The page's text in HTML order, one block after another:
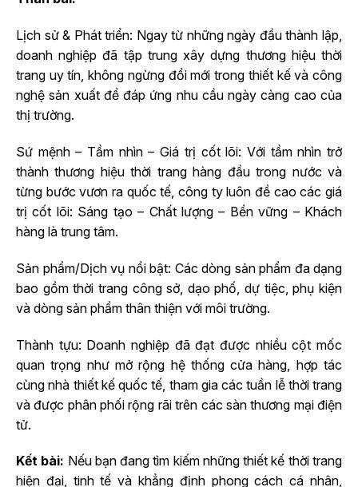
Lịch sử & Phát triển: Ngay từ những ngày đầu thành lập,
doanh nghiệp đã tập trung xây dựng thương hiệu thời
trang uy tín, không ngừng đổi mới trong thiết kế và công
nghệ sản xuất để đáp ứng nhu cầu ngày càng cao của
thị trường.
Sứ mệnh – Tầm nhìn – Giá trị cốt lõi: Với tầm nhìn trở
thành thương hiệu thời trang hàng đầu trong nước và
từng bước vươn ra quốc tế, công ty luôn đề cao các giá
trị cốt lõi: Sáng tạo – Chất lượng – Bền vững – Khách
hàng là trung tâm.
Sản phẩm/Dịch vụ nổi bật: Các dòng sản phẩm đa dạng
bao gồm thời trang công sở, dạo phố, dự tiệc, phụ kiện
và dòng sản phẩm thân thiện với môi trường.
Thành tựu: Doanh nghiệp đã đạt được nhiều cột mốc
quan trọng như mở rộng hệ thống cửa hàng, hợp tác
cùng nhà thiết kế quốc tế, tham gia các tuần lễ thời trang
và được phân phối rộng rãi trên các sàn thương mại điện
tử.
Kết bài: Nếu bạn đang tìm kiếm những thiết kế thời trang
hiện đại, tinh tế và khẳng định phong cách cá nhân,